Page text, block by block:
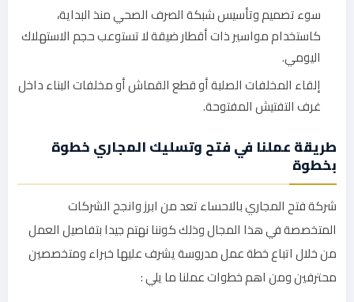
سوء تصميم وتأسيس شبكة الصرف الصحي منذ البداية،
كاستخدام مواسير ذات أقطار ضيقة لا تستوعب حجم الاستهلاك
اليومي.
إلقاء المخلفات الصلبة أو قطع القماش أو مخلفات البناء داخل
غرف التفتيش المفتوحة.
طريقة عملنا في فتح وتسليك المجاري خطوة
بخطوة
شركة فتح المجاري بالاحساء تعد من ابرز وانجح الشركات
المتخصصة في هذا المجال وذلك كوننا نهتم جيدا بتفاصيل العمل
من خلال اتباع خطة عمل مدروسة يشرف عليها خبراء ومتخصصين
محترفين ومن اهم خطوات عملنا ما يلي :